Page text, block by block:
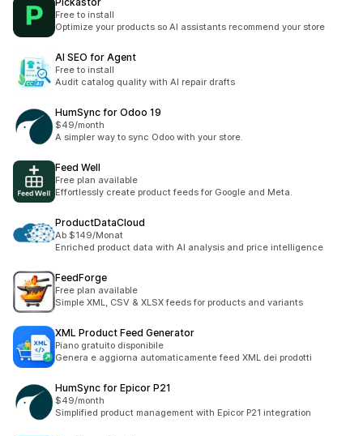
Free to install
Optimize your products so AI assistants recommend your store
AI SEO for Agent
Free to install
Audit catalog quality with AI repair drafts
HumSync for Odoo 19
$49/month
A simpler way to sync Odoo with your store.
Feed Well
Free plan available
Effortlessly create product feeds for Google and Meta.
ProductDataCloud
Ab $149/Monat
Enriched product data with AI analysis and price intelligence
FeedForge
Free plan available
Simple XML, CSV & XLSX feeds for products and variants
XML Product Feed Generator
Piano gratuito disponibile
Genera e aggiorna automaticamente feed XML dei prodotti
HumSync for Epicor P21
$49/month
Simplified product management with Epicor P21 integration